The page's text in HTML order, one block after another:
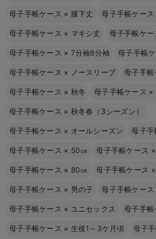
母子手帳ケース × 膝下丈 母子手帳ケース
母子手帳ケース × マキシ丈 母子手帳ケー
母子手帳ケース × 7分袖8分袖 母子手帳
母子手帳ケース × ノースリーブ 母子手帳
母子手帳ケース × 秋冬 母子手帳ケース ×
母子手帳ケース × 秋冬春（3シーズン）
母子手帳ケース × オールシーズン 母子手
母子手帳ケース × 50㎝ 母子手帳ケース ×
母子手帳ケース × 80㎝ 母子手帳ケース ×
母子手帳ケース × 男の子 母子手帳ケース
母子手帳ケース × ユニセックス 母子手帳
母子手帳ケース × 生後1～3ケ月頃 母子